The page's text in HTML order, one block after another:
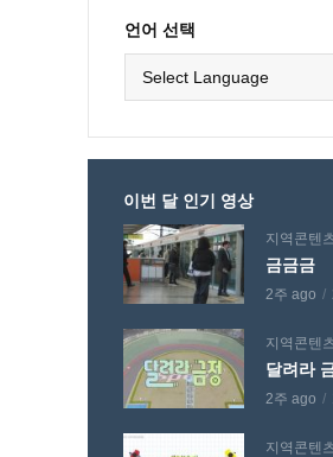
언어 선택
이번 달 인기 영상
지역콘텐
금금금
2주 ago
지역콘텐
달려라
2주 ago
지역콘텐